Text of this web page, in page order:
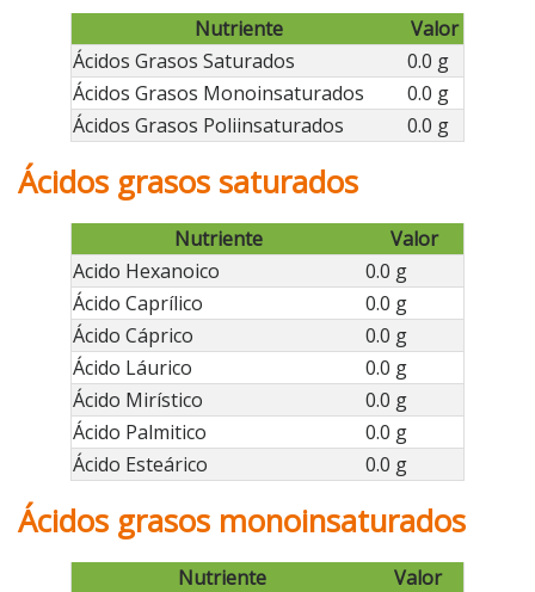
Nutriente
Valor
Ácidos Grasos Saturados
0.0 g
Ácidos Grasos Monoinsaturados
0.0 g
Ácidos Grasos Poliinsaturados
0.0 g
Ácidos grasos saturados
Nutriente
Valor
Acido Hexanoico
0.0 g
Ácido Caprílico
0.0 g
Ácido Cáprico
0.0 g
Ácido Láurico
0.0 g
Ácido Mirístico
0.0 g
Ácido Palmitico
0.0 g
Ácido Esteárico
0.0 g
Ácidos grasos monoinsaturados
Nutriente
Valor